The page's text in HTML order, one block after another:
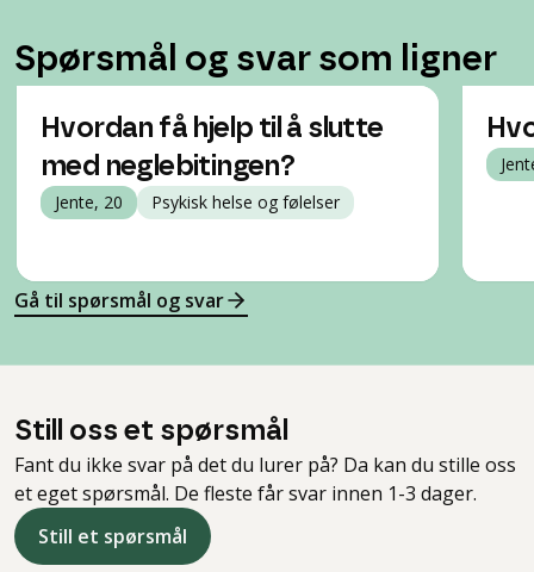
Spørsmål og svar som ligner
Hvordan få hjelp til å slutte
med neglebitingen?
Jente, 20 Psykisk helse og følelser
Gå til spørsmål og svar
Still oss et spørsmål
Fant du ikke svar på det du lurer på? Da kan du stille oss
et eget spørsmål. De fleste får svar innen 1-3 dager.
Still et spørsmål